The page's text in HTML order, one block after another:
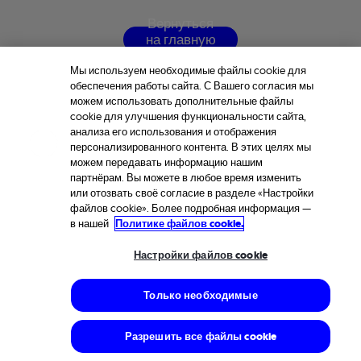
Вернуться
на главную
Мы используем необходимые файлы cookie для
обеспечения работы сайта. С Вашего согласия мы
можем использовать дополнительные файлы
cookie для улучшения функциональности сайта,
анализа его использования и отображения
персонализированного контента. В этих целях мы
можем передавать информацию нашим
партнёрам. Вы можете в любое время изменить
или отозвать своё согласие в разделе «Настройки
файлов cookie». Более подробная информация —
в нашей Политике файлов cookie.
Настройки файлов cookie
Только необходимые
Разрешить все файлы cookie